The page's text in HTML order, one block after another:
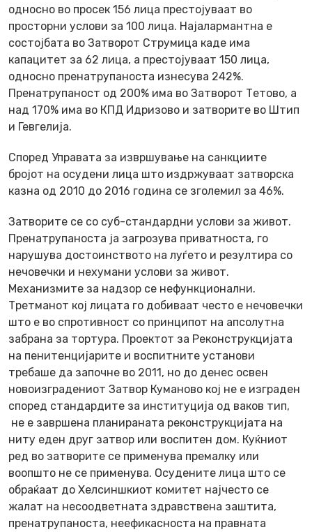
односно во просек 156 лица престојуваат во
просторни услови за 100 лица. Најалармантна е
состојбата во Затворот Струмица каде има
капацитет за 62 лица, а престојуваат 150 лица,
односно пренатрупаноста изнесува 242%.
Пренатрупаност од 200% има во Затворот Тетово, а
над 170% има во КПД Идризово и затворите во Штип
и Гевгелија.
Според Управата за извршување на санкциите
бројот на осудени лица што издржуваат затворска
казна од 2010 до 2016 година се зголемил за 46%.
Затворите се со суб-стандардни услови за живот.
Пренатрупаноста ја загрозува приватноста, го
нарушува достоинството на луѓето и резултира со
нечовечки и нехумани услови за живот.
Механизмите за надзор се нефункционални.
Третманот кој лицата го добиваат често е нечовечки
што е во спротивност со принципот на апсолутна
забрана за тортура. Проектот за Реконструкцијата
на пенитенцијарите и воспитните установи
требаше да започне во 2011, но до денес освен
новоизградениот Затвор Куманово кој не е изграден
според стандардите за институција од ваков тип,
не е завршена планираната реконструкцијата на
ниту еден друг затвор или воспитен дом. Куќниот
ред во затворите се применува премалку или
воопшто не се применува. Oсудените лица што се
обраќаат до Хелсиншкиот комитет најчесто се
жалат на несоодветната здравствена заштита,
пренатрупаноста, неефикасноста на правната